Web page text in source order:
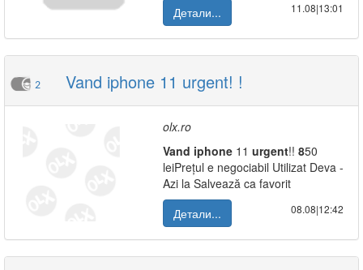
Детали...
11.08|13:01
2 Vand iphone 11 urgent! !
olx.ro
Vand iphone 11 urgent!! 850
leiPrețul e negociabil Utilizat Deva -
Azi la Salvează ca favorit
Детали...
08.08|12:42